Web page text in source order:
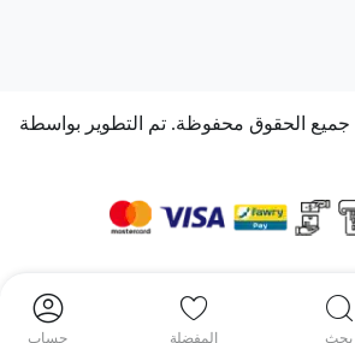
بحث المفضلة حساب